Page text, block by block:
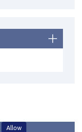
Allow